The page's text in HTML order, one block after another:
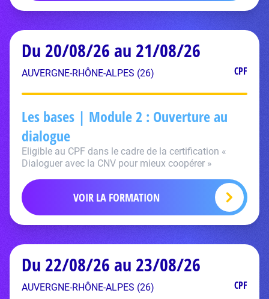
Du 20/08/26 au 21/08/26
AUVERGNE-RHÔNE-ALPES (26) CPF
Les bases | Module 2 : Ouverture au
dialogue
Eligible au CPF dans le cadre de la certification «
Dialoguer avec la CNV pour mieux coopérer »
VOIR LA FORMATION
Du 22/08/26 au 23/08/26
AUVERGNE-RHÔNE-ALPES (26) CPF